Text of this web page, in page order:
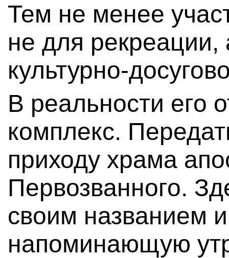
Тем не менее
не для рекреации,
культурно-
В реальности его
комплекс.
приходу храма
Первозванного.
своим названием
напоминающую